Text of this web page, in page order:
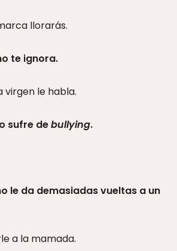
llorarás.
te ignora.
virgen le habla.
sufre debullying.
le da demasiadas vueltas a un
a la mamada.